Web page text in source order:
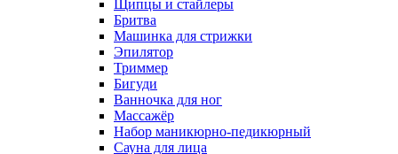
Щипцы и стайлеры
Бритва
Машинка для стрижки
Эпилятор
Триммер
Бигуди
Ванночка для ног
Массажёр
Набор маникюрно-педикюрный
Сауна для лица